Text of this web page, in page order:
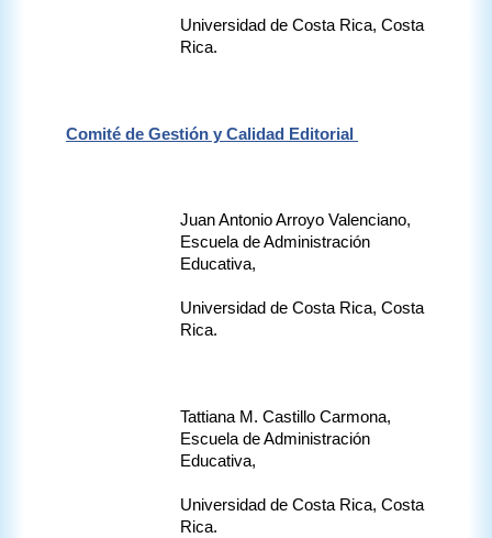
Universidad de Costa Rica, Costa
Rica.
Comité de Gestión y Calidad Editorial
Juan Antonio Arroyo Valenciano,
Escuela de Administración
Educativa,
Universidad de Costa Rica, Costa
Rica.
Tattiana M. Castillo Carmona,
Escuela de Administración
Educativa,
Universidad de Costa Rica, Costa
Rica.